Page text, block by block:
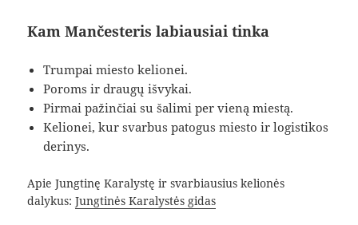
Kam Mančesteris labiausiai tinka
Trumpai miesto kelionei.
Poroms ir draugų išvykai.
Pirmai pažinčiai su šalimi per vieną miestą.
Kelionei, kur svarbus patogus miesto ir logistikos
derinys.
Apie Jungtinę Karalystę ir svarbiausius kelionės
dalykus:Jungtinės Karalystės gidas